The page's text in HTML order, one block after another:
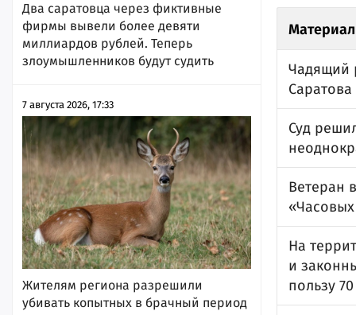
Два саратовца через фиктивные
фирмы вывели более девяти
миллиардов рублей. Теперь
злоумышленников будут судить
7 августа 2026, 17:33
Жителям региона разрешили
убивать копытных в брачный период
Чадящий
Суд
Ветеран
На
и
пользу